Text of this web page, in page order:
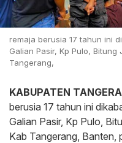
remaja berusia 17 tahun ini
Galian Pasir, Kp Pulo,
Tangerang,
KABUPATEN
berusia 17 tahun ini
Galian Pasir, Kp Pulo,
Kab Tangerang, Banten,